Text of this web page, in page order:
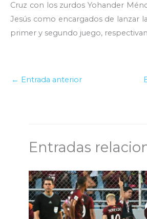
Cruz con los zurdos Yohander
Jesús como encargados de lanzar
primer y segundo juego,
← Entrada anterior
Entradas